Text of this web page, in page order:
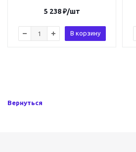
5 238₽/шт
В корзину
Вернуться